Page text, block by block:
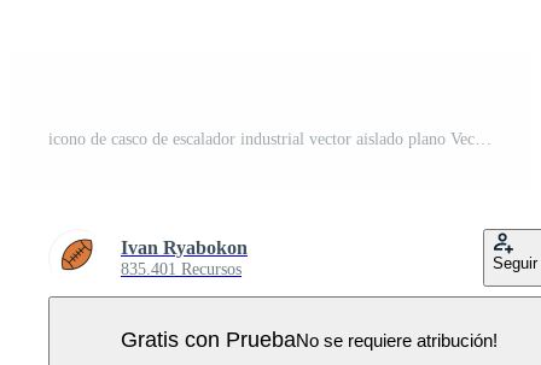
icono de casco de escalador industrial vector aislado plano Vector Pro
Ivan Ryabokon
835.401 Recursos Seguir
Gratis con PruebaNo se requiere atribución!